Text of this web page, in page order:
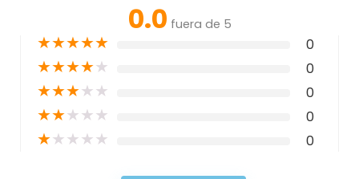
0.0 fuera de 5
★★★★★ 0
★★★★★ 0
★★★★★ 0
★★★★★ 0
★★★★★ 0